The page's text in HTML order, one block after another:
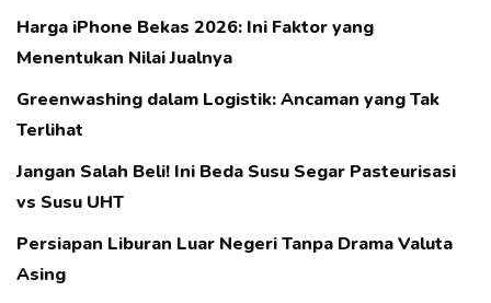
Harga iPhone Bekas 2026: Ini Faktor yang
Menentukan Nilai Jualnya
Greenwashing dalam Logistik: Ancaman yang Tak
Terlihat
Jangan Salah Beli! Ini Beda Susu Segar Pasteurisasi
vs Susu UHT
Persiapan Liburan Luar Negeri Tanpa Drama Valuta
Asing